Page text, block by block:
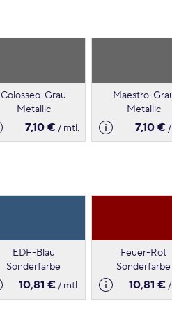
Colosseo-Grau
Metallic
7,10 €/ mtl.
Maestro-
Metallic
7,10 €
EDF-Blau
Sonderfarbe
10,81 €/ mtl.
Feuer-Rot
Sonderfarbe
10,81 €